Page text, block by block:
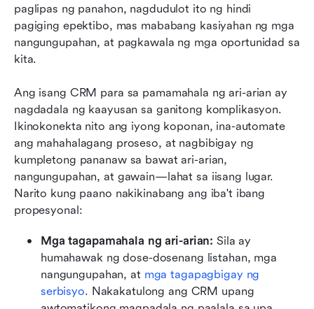
paglipas ng panahon, nagdudulot ito ng hindi
pagiging epektibo, mas mababang kasiyahan ng mga
nangungupahan, at pagkawala ng mga oportunidad sa
kita.
Ang isang CRM para sa pamamahala ng ari-arian ay
nagdadala ng kaayusan sa ganitong komplikasyon.
Ikinokonekta nito ang iyong koponan, ina-automate
ang mahahalagang proseso, at nagbibigay ng
kumpletong pananaw sa bawat ari-arian,
nangungupahan, at gawain—lahat sa iisang lugar.
Narito kung paano nakikinabang ang iba't ibang
propesyonal:
Mga tagapamahala ng ari-arian: Sila ay
humahawak ng dose-dosenang listahan, mga
nangungupahan, at mga tagapagbigay ng
serbisyo. Nakakatulong ang CRM upang